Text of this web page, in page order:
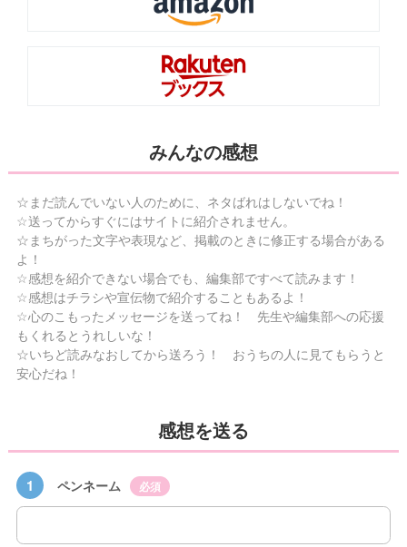
みんなの感想
☆まだ読んでいない人のために、ネタばれはしないでね！
☆送ってからすぐにはサイトに紹介されません。
☆まちがった文字や表現など、掲載のときに修正する場合がある
よ！
☆感想を紹介できない場合でも、編集部ですべて読みます！
☆感想はチラシや宣伝物で紹介することもあるよ！
☆心のこもったメッセージを送ってね！ 先生や編集部への応援
もくれるとうれしいな！
☆いちど読みなおしてから送ろう！ おうちの人に見てもらうと
安心だね！
感想を送る
1 ペンネーム 必須